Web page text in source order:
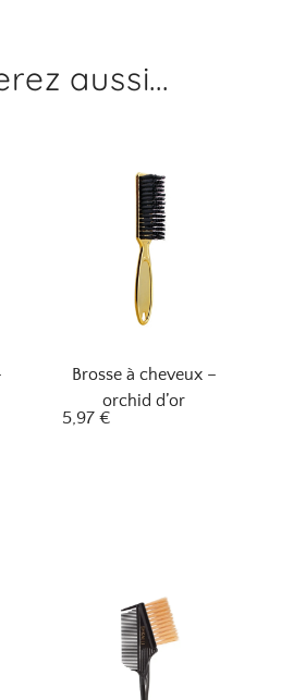
aussi...
Brosse à cheveux –
orchid d’or
5,97 €